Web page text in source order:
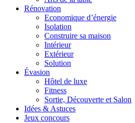
Rénovation
Economique d’énergie
Isolation
Construire sa maison
Intérieur
Extérieur
Solution
Évasion
Hôtel de luxe
Fitness
Sortie, Découverte et Salon
Idées & Astuces
Jeux concours